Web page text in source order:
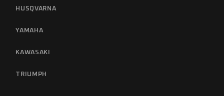
HUSQVARNA
YAMAHA
KAWASAKI
TRIUMPH